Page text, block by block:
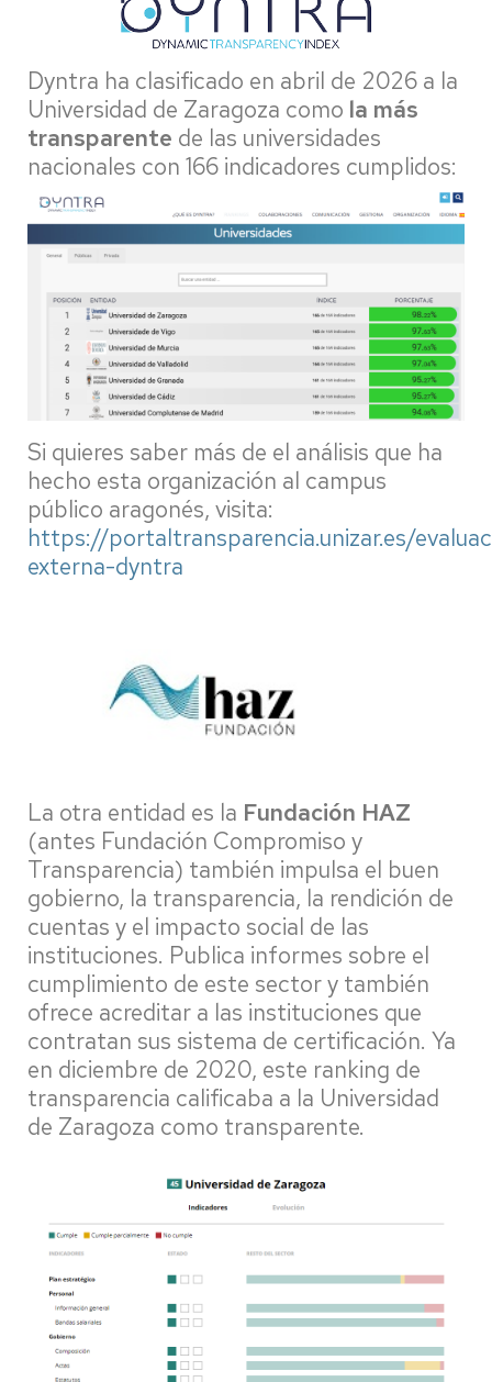
Dyntra ha clasificado en abril de 2026 a la
Universidad de Zaragoza como la más
transparente de las universidades
nacionales con 166 indicadores cumplidos:
Si quieres saber más de el análisis que ha
hecho esta organización al campus
público aragonés, visita:
https://portaltransparencia.unizar.es/
externa-dyntra
La otra entidad es la Fundación HAZ
(antes Fundación Compromiso y
Transparencia) también impulsa el buen
gobierno, la transparencia, la rendición de
cuentas y el impacto social de las
instituciones. Publica informes sobre el
cumplimiento de este sector y también
ofrece acreditar a las instituciones que
contratan sus sistema de certificación. Ya
en diciembre de 2020, este ranking de
transparencia calificaba a la Universidad
de Zaragoza como transparente.